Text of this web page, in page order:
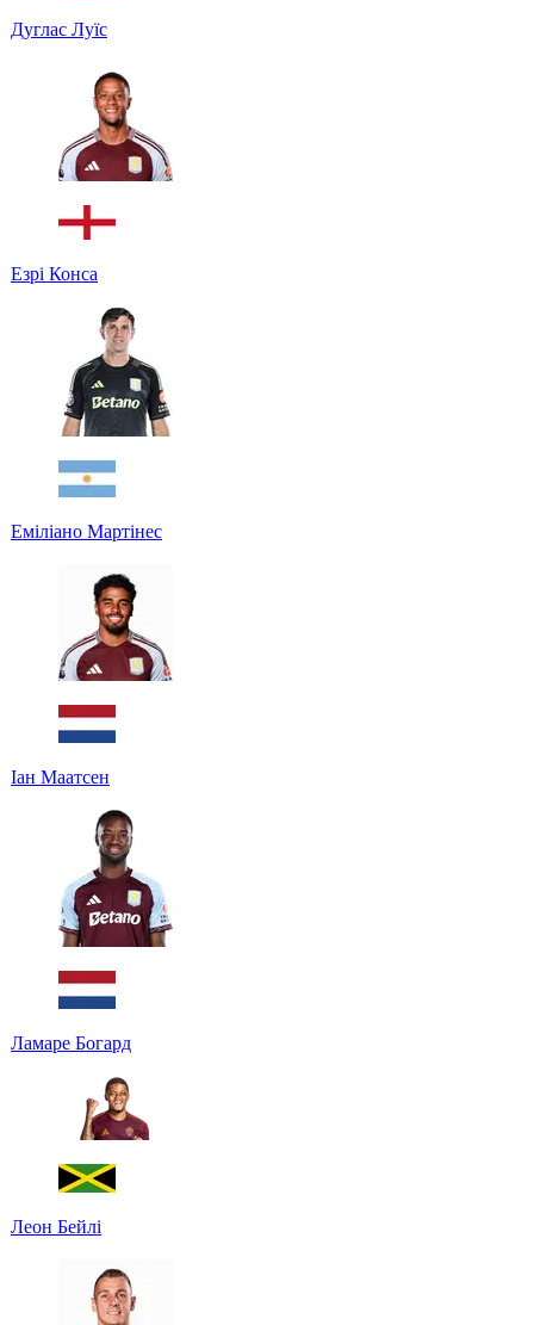
Дуглас Луїс
Езрі Конса
Еміліано Мартінес
Іан Маатсен
Ламаре Богард
Леон Бейлі